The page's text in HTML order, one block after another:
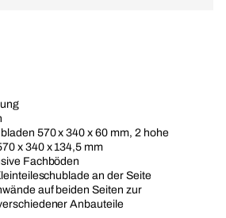
570 x 340 x 60 mm, 2 hohe
x 340 x 134,5 mm
Fachböden
an der Seite
auf beiden Seiten zur
Anbauteile